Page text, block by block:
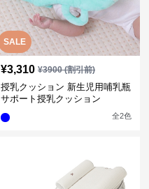
SALE
¥3,310 ¥3900(割引前)
授乳クッション 新生児用哺乳瓶
サポート授乳クッション
全2色